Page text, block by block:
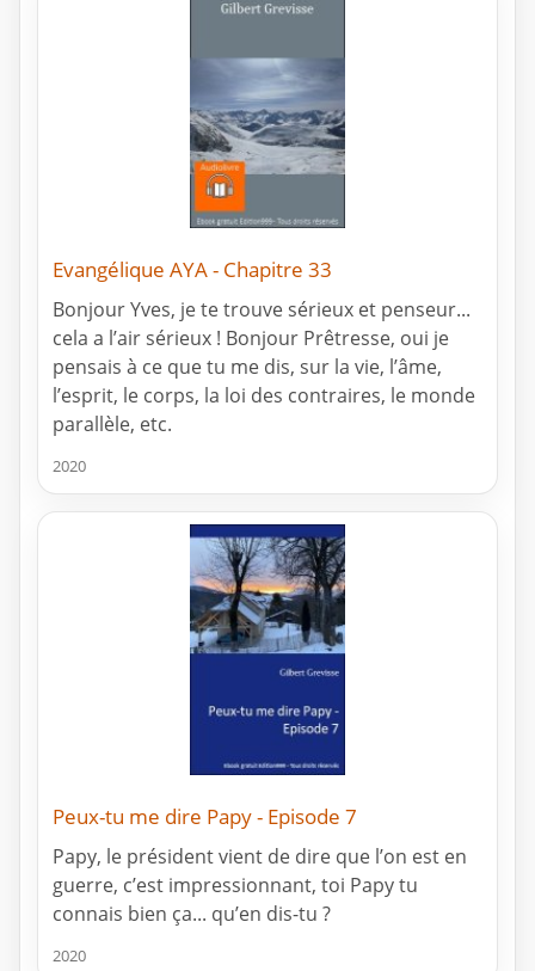
Evangélique AYA - Chapitre 33
Bonjour Yves, je te trouve sérieux et penseur...
cela a l’air sérieux ! Bonjour Prêtresse, oui je
pensais à ce que tu me dis, sur la vie, l’âme,
l’esprit, le corps, la loi des contraires, le monde
parallèle, etc.
2020
Peux-tu me dire Papy - Episode 7
Papy, le président vient de dire que l’on est en
guerre, c’est impressionnant, toi Papy tu
connais bien ça... qu’en dis-tu ?
2020